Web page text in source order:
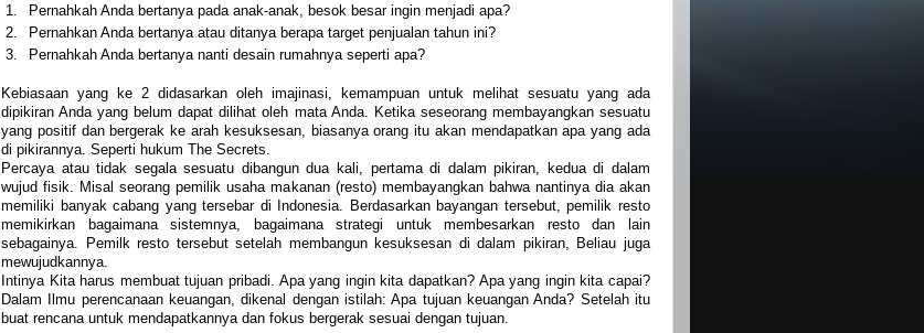
1.
Pernahkah Anda bertanya pada anak-anak, besok besar ingin menjadi apa?
2.
Pernahkan Anda bertanya atau ditanya berapa target penjualan tahun ini?
3.
Pernahkah Anda bertanya nanti desain rumahnya seperti apa?
Kebiasaan yang ke 2 didasarkan oleh imajinasi, kemampuan untuk melihat sesuatu yang ada
dipikiran Anda yang belum dapat dilihat oleh mata Anda. Ketika seseorang membayangkan sesuatu
yang positif dan bergerak ke arah kesuksesan, biasanya orang itu akan mendapatkan apa yang ada
di pikirannya. Seperti hukum The Secrets.
Percaya atau tidak segala sesuatu dibangun dua kali, pertama di dalam pikiran, kedua di dalam
wujud fisik. Misal seorang pemilik usaha makanan (resto) membayangkan bahwa nantinya dia akan
memiliki banyak cabang yang tersebar di Indonesia. Berdasarkan bayangan tersebut, pemilik resto
memikirkan bagaimana sistemnya, bagaimana strategi untuk membesarkan resto dan lain
sebagainya. Pemilk resto tersebut setelah membangun kesuksesan di dalam pikiran, Beliau juga
mewujudkannya.
Intinya Kita harus membuat tujuan pribadi. Apa yang ingin kita dapatkan? Apa yang ingin kita capai?
Dalam Ilmu perencanaan keuangan, dikenal dengan istilah: Apa tujuan keuangan Anda? Setelah itu
buat rencana untuk mendapatkannya dan fokus bergerak sesuai dengan tujuan.